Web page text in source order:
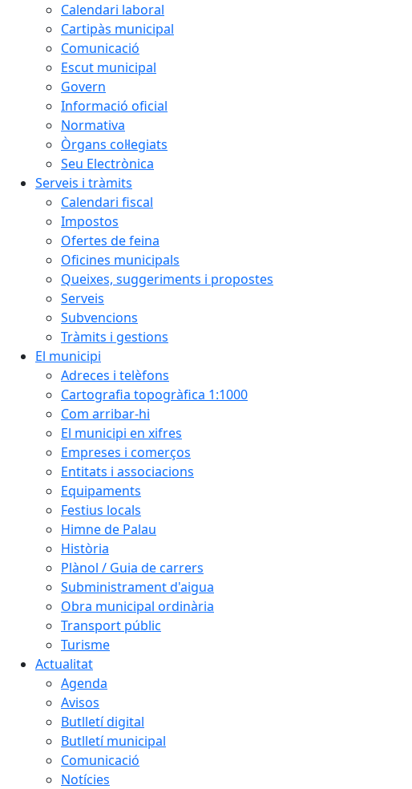
Calendari laboral
Cartipàs municipal
Comunicació
Escut municipal
Govern
Informació oficial
Normativa
Òrgans col·legiats
Seu Electrònica
Serveis i tràmits
Calendari fiscal
Impostos
Ofertes de feina
Oficines municipals
Queixes, suggeriments i propostes
Serveis
Subvencions
Tràmits i gestions
El municipi
Adreces i telèfons
Cartografia topogràfica 1:1000
Com arribar-hi
El municipi en xifres
Empreses i comerços
Entitats i associacions
Equipaments
Festius locals
Himne de Palau
Història
Plànol / Guia de carrers
Subministrament d'aigua
Obra municipal ordinària
Transport públic
Turisme
Actualitat
Agenda
Avisos
Butlletí digital
Butlletí municipal
Comunicació
Notícies